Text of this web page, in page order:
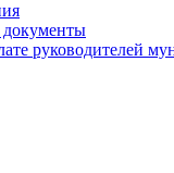
руководителей